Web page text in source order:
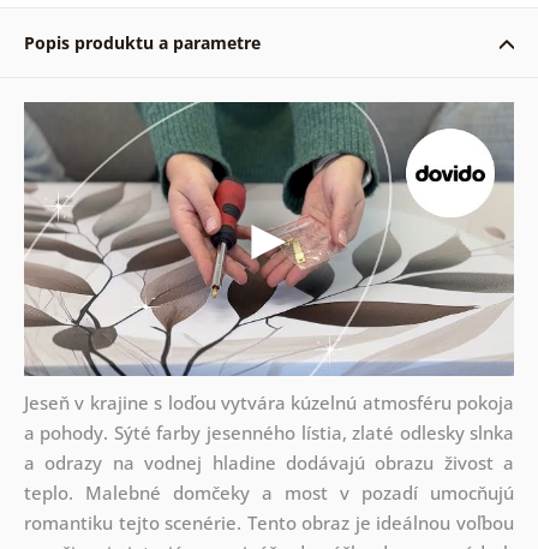
Popis produktu a parametre
Jeseň v krajine s loďou vytvára kúzelnú atmosféru pokoja
a pohody. Sýté farby jesenného lístia, zlaté odlesky slnka
a odrazy na vodnej hladine dodávajú obrazu živost a
teplo. Malebné domčeky a most v pozadí umocňujú
romantiku tejto scenérie. Tento obraz je ideálnou voľbou